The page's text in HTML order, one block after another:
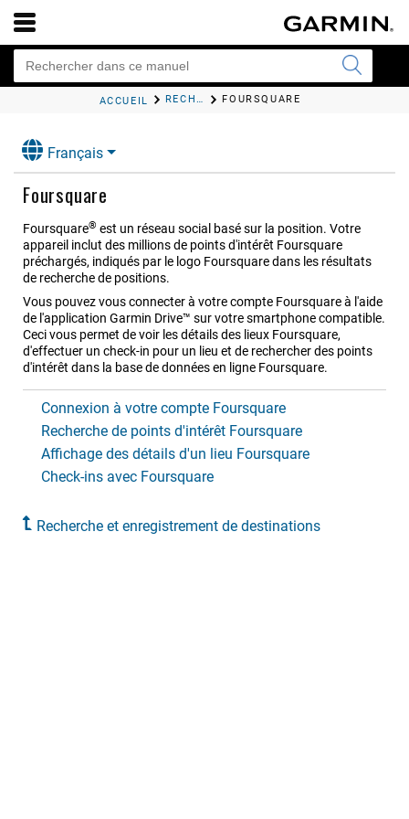
ACCUEIL RECHERCHE ET ENREGISTREMENT DE DESTINATIONS FOURSQUARE
Français
Foursquare
Foursquare® est un réseau social basé sur la position. Votre
appareil inclut des millions de points d'intérêt Foursquare
préchargés, indiqués par le logo Foursquare dans les résultats
de recherche de positions.
Vous pouvez vous connecter à votre compte Foursquare à l'aide
de l'application Garmin Drive™ sur votre smartphone compatible.
Ceci vous permet de voir les détails des lieux Foursquare,
d'effectuer un check-in pour un lieu et de rechercher des points
d'intérêt dans la base de données en ligne Foursquare.
Connexion à votre compte Foursquare
Recherche de points d'intérêt Foursquare
Affichage des détails d'un lieu Foursquare
Check-ins avec Foursquare
Recherche et enregistrement de destinations